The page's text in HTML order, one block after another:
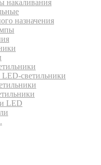
накаливания
назначения
светильники
LED